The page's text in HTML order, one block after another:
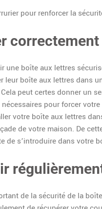
pour renforcer la
une boîte aux lettres
leur boîte aux lettres dans
peut certes donner un
pour forcer
votre boîte aux lettres
de votre maison. De
de s’introduire dans votre
de la sécurité de la